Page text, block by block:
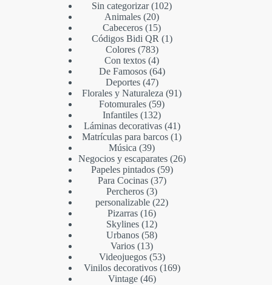
Sin categorizar 102
Animales 20
Cabeceros 15
Códigos Bidi QR
1
Colores 783
Con textos 4
De Famosos 64
Deportes 47
Florales y Naturaleza 91
Fotomurales 59
Infantiles 132
Láminas decorativas 41
Matrículas para barcos 1
Música 39
Negocios y escaparates 26
Papeles pintados 59
Para Cocinas 37
Percheros 3
personalizable 22
Pizarras 16
Skylines 12
Urbanos 58
Varios 13
Videojuegos 53
Vinilos decorativos 169
Vintage 46